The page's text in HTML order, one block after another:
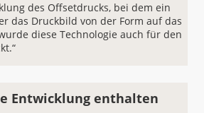
des Offsetdrucks, bei dem ein
das Druckbild von der Form auf das
diese Technologie auch für den
Entwicklung enthalten